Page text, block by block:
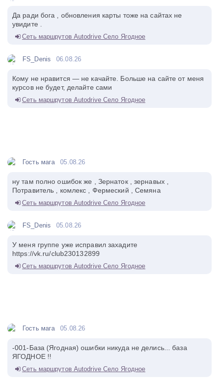
Да ради бога , обновления карты тоже на сайтах не
увидите .
Сеть маршрутов Autodrive Село Ягодное
FS_Denis 06.08.26
Кому не нравится — не качайте. Больше на сайте от меня
курсов не будет, делайте сами
Сеть маршрутов Autodrive Село Ягодное
Гость мага 05.08.26
ну там полно ошибок же , Зернаток , зернавых ,
Потравитель , комлекс , Фермеский , Семяна
Сеть маршрутов Autodrive Село Ягодное
FS_Denis 05.08.26
У меня группе уже исправил захадите
https://vk.ru/club230132899
Сеть маршрутов Autodrive Село Ягодное
Гость мага 05.08.26
-001-База (Ягодная) ошибки никуда не делись... база
ЯГОДНОЕ !!
Сеть маршрутов Autodrive Село Ягодное